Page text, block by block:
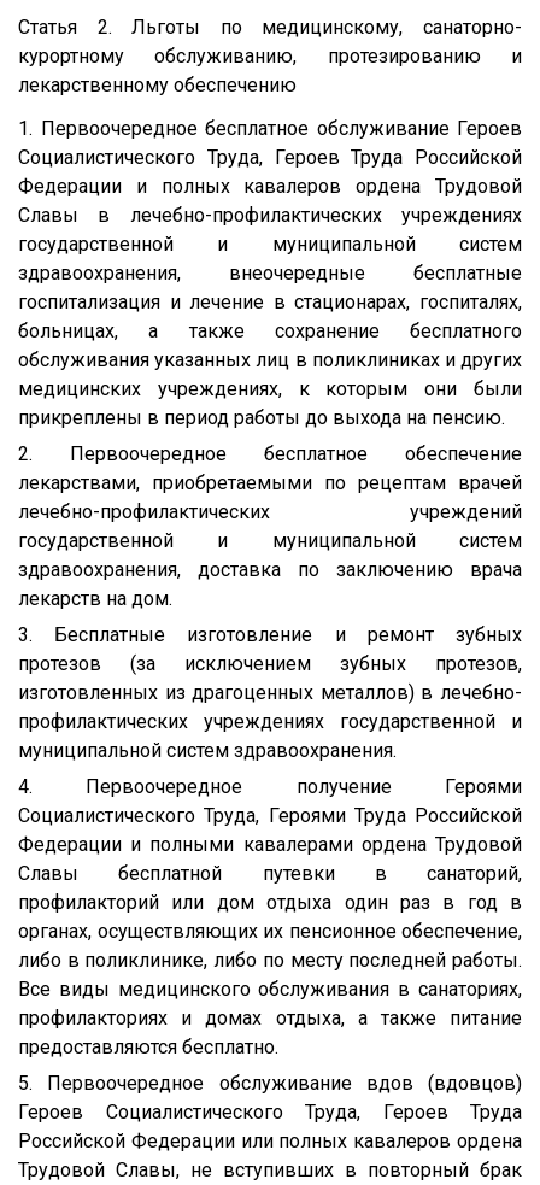
Статья 2. Льготы по медицинскому, санаторно-
курортному обслуживанию, протезированию и
лекарственному обеспечению
1. Первоочередное бесплатное обслуживание Героев
Социалистического Труда, Героев Труда Российской
Федерации и полных кавалеров ордена Трудовой
Славы в лечебно-профилактических учреждениях
государственной и муниципальной систем
здравоохранения, внеочередные бесплатные
госпитализация и лечение в стационарах, госпиталях,
больницах, а также сохранение бесплатного
обслуживания указанных лиц в поликлиниках и других
медицинских учреждениях, к которым они были
прикреплены в период работы до выхода на пенсию.
2. Первоочередное бесплатное обеспечение
лекарствами, приобретаемыми по рецептам врачей
лечебно-профилактических учреждений
государственной и муниципальной систем
здравоохранения, доставка по заключению врача
лекарств на дом.
3. Бесплатные изготовление и ремонт зубных
протезов (за исключением зубных протезов,
изготовленных из драгоценных металлов) в лечебно-
профилактических учреждениях государственной и
муниципальной систем здравоохранения.
4. Первоочередное получение Героями
Социалистического Труда, Героями Труда Российской
Федерации и полными кавалерами ордена Трудовой
Славы бесплатной путевки в санаторий,
профилакторий или дом отдыха один раз в год в
органах, осуществляющих их пенсионное обеспечение,
либо в поликлинике, либо по месту последней работы.
Все виды медицинского обслуживания в санаториях,
профилакториях и домах отдыха, а также питание
предоставляются бесплатно.
5. Первоочередное обслуживание вдов (вдовцов)
Героев Социалистического Труда, Героев Труда
Российской Федерации или полных кавалеров ордена
Трудовой Славы, не вступивших в повторный брак